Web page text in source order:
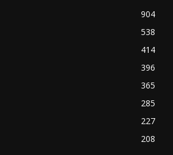
904
538
414
396
365
285
227
208